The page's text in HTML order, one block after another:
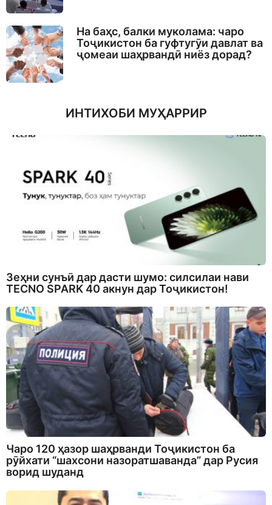
На баҳс, балки муколама: чаро
Тоҷикистон ба гуфтугӯи давлат ва
ҷомеаи шаҳрвандӣ ниёз дорад?
ИНТИХОБИ МУҲАРРИР
Зеҳни сунъӣ дар дасти шумо: силсилаи нави
TECNO SPARK 40 акнун дар Тоҷикистон!
Чаро 120 ҳазор шаҳрванди Тоҷикистон ба
рӯйхати “шахсони назоратшаванда” дар Русия
ворид шуданд